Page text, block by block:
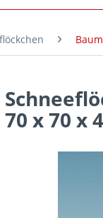
70 x 70 x